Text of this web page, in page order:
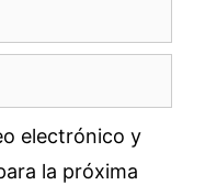
electrónico y
la próxima